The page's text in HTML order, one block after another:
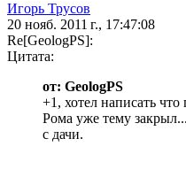
Игорь Трусов
20 нояб. 2011 г., 17:47:08
Re[GeologPS]:
Цитата:
от: GeologPS
+1, хотел написать что
Рома уже тему
с дачи.